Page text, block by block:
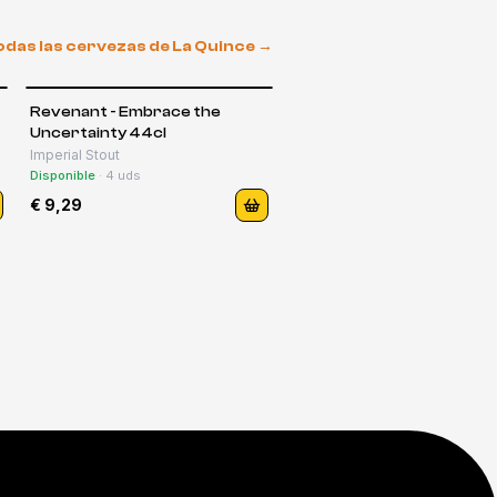
las cervezas deLa Quince →
Revenant - Embrace the
Uncertainty 44cl
Imperial Stout
Disponible · 4 uds
€ 9,29